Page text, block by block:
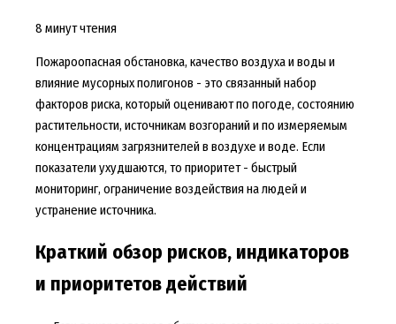
8 минут чтения
Пожароопасная обстановка, качество воздуха и воды и
влияние мусорных полигонов - это связанный набор
факторов риска, который оценивают по погоде, состоянию
растительности, источникам возгораний и по измеряемым
концентрациям загрязнителей в воздухе и воде. Если
показатели ухудшаются, то приоритет - быстрый
мониторинг, ограничение воздействия на людей и
устранение источника.
Краткий обзор рисков, индикаторов
и приоритетов действий